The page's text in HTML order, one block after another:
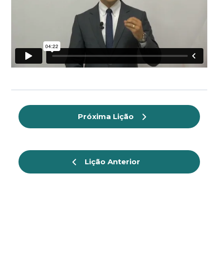
Lição Anterior
Próxima Lição